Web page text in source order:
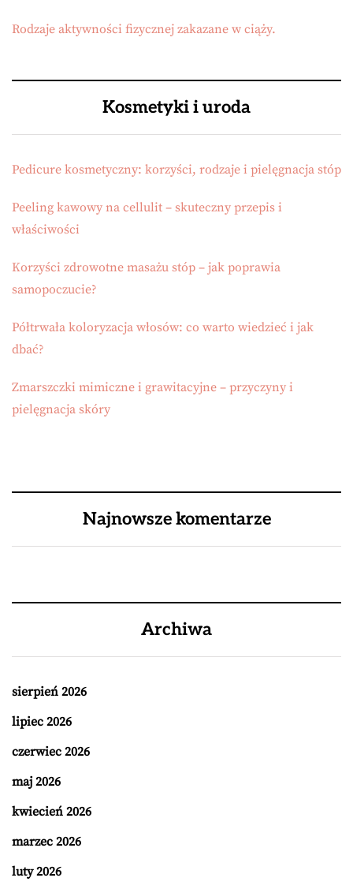
Rodzaje aktywności fizycznej zakazane w ciąży.
Kosmetyki i uroda
Pedicure kosmetyczny: korzyści, rodzaje i pielęgnacja stóp
Peeling kawowy na cellulit – skuteczny przepis i
właściwości
Korzyści zdrowotne masażu stóp – jak poprawia
samopoczucie?
Półtrwała koloryzacja włosów: co warto wiedzieć i jak
dbać?
Zmarszczki mimiczne i grawitacyjne – przyczyny i
pielęgnacja skóry
Najnowsze komentarze
Archiwa
sierpień 2026
lipiec 2026
czerwiec 2026
maj 2026
kwiecień 2026
marzec 2026
luty 2026